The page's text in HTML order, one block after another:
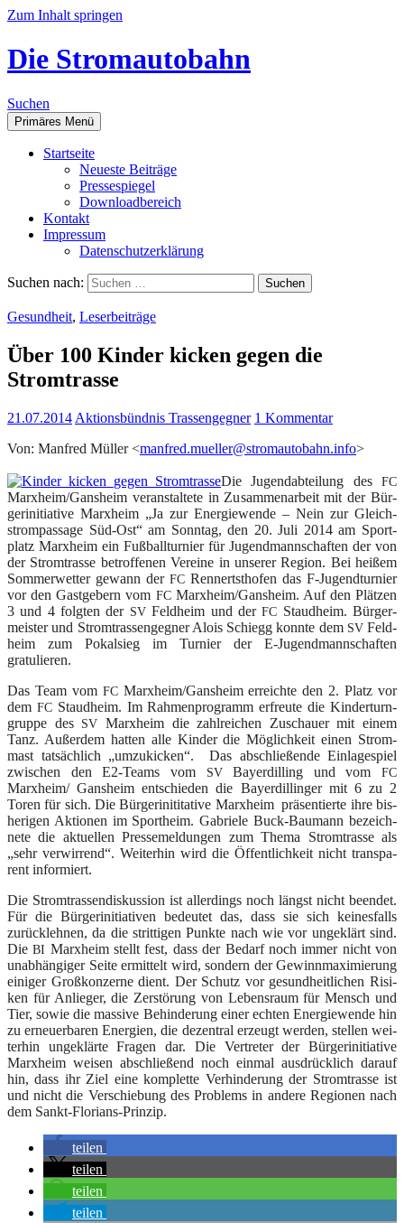
Zum Inhalt springen
Die Stromautobahn
Suchen
Primäres Menü
Start­sei­te
Neu­es­te Beiträge
Pres­se­spie­gel
Down­load­be­reich
Kon­takt
Impres­sum
Daten­schutz­er­klä­rung
Suchen nach:
Gesundheit, Leserbeiträge
Über 100 Kin­der kicken gegen die
Stromtrasse
21.07.2014 Aktionsbündnis Trassengegner 1 Kommentar
Von: Man­fred Mül­ler <manfred.mueller@stromautobahn.info>
Die Jugend­ab­tei­lung des FC
Marxheim/Gansheim ver­an­stal­te­te in Zusam­men­ar­beit mit der Bür­
ger­initia­ti­ve Marx­heim „Ja zur Ener­gie­wen­de – Nein zur Gleich­
strom­pas­sa­ge Süd-Ost“ am Sonn­tag, den 20. Juli 2014 am Sport­
platz Marx­heim ein Fuß­ball­tur­nier für Jugend­mann­schaf­ten der von
der Strom­tras­se betrof­fe­nen Ver­ei­ne in unse­rer Regi­on. Bei hei­ßem
Som­mer­wet­ter gewann der FC Ren­nerts­t­ho­fen das F‑Jugendturnier
vor den Gast­ge­bern vom FCMarxheim/Gansheim. Auf den Plät­zen
3 und 4 folg­ten der SVFeld­heim und derFC Staud­heim. Bür­ger­
meis­ter und Strom­tras­sen­geg­ner Alo­is Schiegg konn­te dem SVFeld­
heim zum Pokal­sieg im Tur­nier der E‑Jugendmannschaften
gratulieren.
Das Team vom FCMarxheim/Gansheim erreich­te den 2. Platz vor
dem FCStaud­heim. Im Rah­men­pro­gramm erfreu­te die Kin­der­turn­
grup­pe des SV Marx­heim die zahl­rei­chen Zuschau­er mit einem
Tanz. Außer­dem hat­ten alle Kin­der die Mög­lich­keit einen Strom­
mast tat­säch­lich „umzu­ki­cken“. Das abschlie­ßen­de Ein­la­ge­spiel
zwi­schen den E2-Teams vom SVBay­er­dil­ling und vom FC
Marxheim/ Gans­heim ent­schie­den die Bay­er­dil­lin­ger mit 6 zu 2
Toren für sich. Die Bür­ger­ini­ti­ta­ti­ve Marx­heim prä­sen­tier­te ihre bis­
he­ri­gen Aktio­nen im Sport­heim. Gabrie­le Buck-Bau­mann bezeich­
ne­te die aktu­el­len Pres­se­mel­dun­gen zum The­ma Strom­tras­se als
„sehr ver­wir­rend“. Wei­ter­hin wird die Öffent­lich­keit nicht trans­pa­
rent informiert.
Die Strom­tras­sen­dis­kus­si­on ist aller­dings noch längst nicht been­det.
Für die Bür­ger­initia­ti­ven bedeu­tet das, dass sie sich kei­nes­falls
zurück­leh­nen, da die strit­ti­gen Punk­te nach wie vor unge­klärt sind.
DieBI Marx­heim stellt fest, dass der Bedarf noch immer nicht von
unab­hän­gi­ger Sei­te ermit­telt wird, son­dern der Gewinn­ma­xi­mie­rung
eini­ger Groß­kon­zer­ne dient. Der Schutz vor gesund­heit­li­chen Risi­
ken für Anlie­ger, die Zer­stö­rung von Lebens­raum für Mensch und
Tier, sowie die mas­si­ve Behin­de­rung einer ech­ten Ener­gie­wen­de hin
zu erneu­er­ba­ren Ener­gien, die dezen­tral erzeugt wer­den, stel­len wei­
ter­hin unge­klär­te Fra­gen dar. Die Ver­tre­ter der Bür­ger­initiative
Marxheim wei­sen abschlie­ßend noch ein­mal aus­drück­lich dar­auf
hin, dass ihr Ziel eine kom­plet­te Ver­hin­de­rung der Strom­tras­se ist
und nicht die Ver­schie­bung des Pro­blems in ande­re Regio­nen nach
dem Sankt-Florians-Prinzip.
tei­len
tei­len
tei­len
tei­len